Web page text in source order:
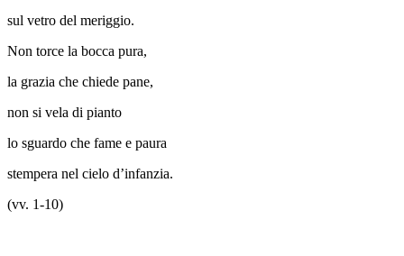
sul vetro del meriggio.
Non torce la bocca pura,
la grazia che chiede pane,
non si vela di pianto
lo sguardo che fame e paura
stempera nel cielo d’infanzia.
(vv. 1-10)